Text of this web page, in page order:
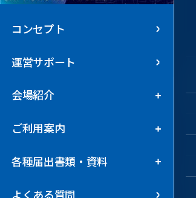
コンセプト
運営サポート
会場紹介
ご利用案内
各種届出書類・資料
よくある質問